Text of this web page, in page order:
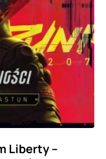
Liberty –